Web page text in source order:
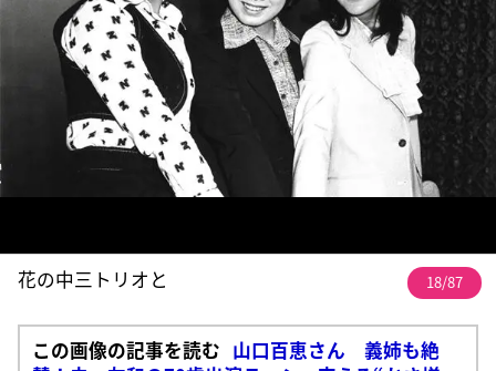
花の中三トリオと 18/87
この画像の記事を読む 山口百恵さん 義姉も絶